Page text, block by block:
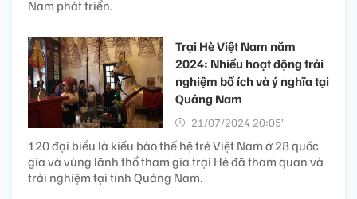
Nam phát triển.
Trại Hè Việt Nam năm
2024: Nhiều hoạt động trải
nghiệm bổ ích và ý nghĩa tại
Quảng Nam
21/07/2024 20:05’
120 đại biểu là kiều bào thế hệ trẻ Việt Nam ở 28 quốc
gia và vùng lãnh thổ tham gia trại Hè đã tham quan và
trải nghiệm tại tỉnh Quảng Nam.